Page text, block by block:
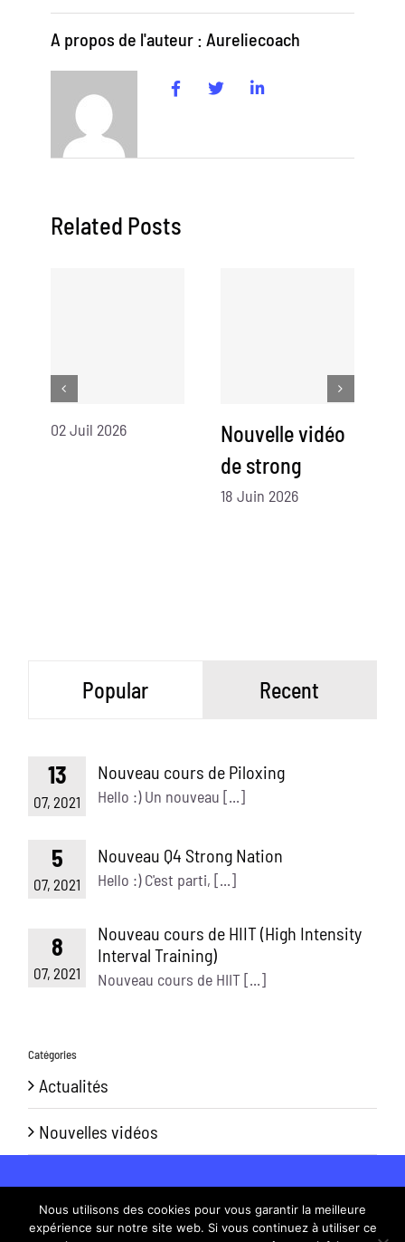
A propos de l'auteur : Aureliecoach
Related Posts
02 Juil 2026
Nouvelle vidéo
de strong
18 Juin 2026
Popular Recent
13
07, 2021
Nouveau cours de Piloxing
Hello :) Un nouveau [...]
5
07, 2021
Nouveau Q4 Strong Nation
Hello :) C'est parti, [...]
8
07, 2021
Nouveau cours de HIIT (High Intensity
Interval Training)
Nouveau cours de HIIT [...]
Catégories
Actualités
Nouvelles vidéos
Fitness-Diététique © Copyright 2021 | Tous droits
réservés |Conditions Générales de Vente|Politique
Nous utilisons des cookies pour vous garantir la meilleure
expérience sur notre site web. Si vous continuez à utiliser ce